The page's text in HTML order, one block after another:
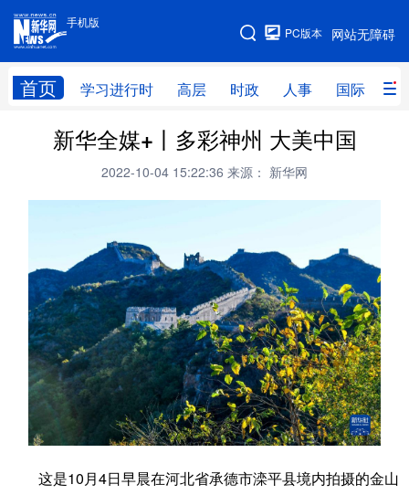
手机版
网站无障碍
PC版本
首页 学习进行时 高层 时政 人事 国际 财
手机版
网站地图
学习进行时 高层 时政 人事
财经 网评
科创 量子 体育
文化 书画 健康 军事
访谈 视频 图片 政务
法律 中央文件 金融 汽车
食品 人居 信息化 数字经济
学术中国 乡村振兴 银龄 溯源中国
城市 旅游 能源 会展
新华全媒+丨多彩神州 大美中国
2022-10-04 15:22:36 来源： 新华网
这是10月4日早晨在河北省承德市滦平县境内拍摄的金山